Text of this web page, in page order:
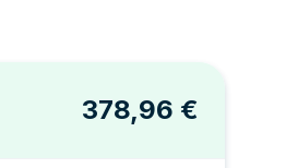
378,96 €